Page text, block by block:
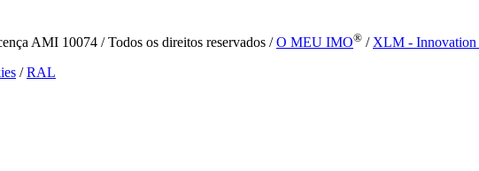
AMI 10074 / Todos os direitos reservados /O MEU IMO® / XLM -
/RAL